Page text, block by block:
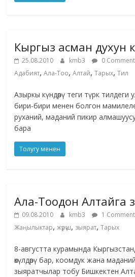
Кыргыз асман духун
25.08.2010 kmb3 0
Адабият,Ала-Тоо,Алтай,Тарых,Тил
Азыркы күндөрү теги түрк тилдеги
бири-бири менен болгон
руханий, маданий пикир
бара
Толугу менен
Ала-Тоодон Алтайга
09.08.2010 kmb3 1 Comment
Жаңылыктар,жүрүш, зыярат,Тарых
8-августта курамында
өкүлдөрү бар, коомдук жана
зыяратчылар тобу Бишкектен